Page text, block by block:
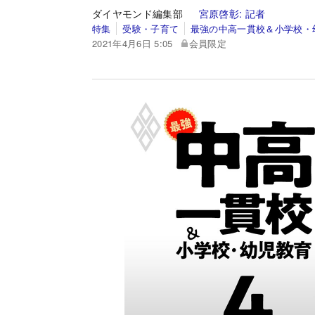
ダイヤモンド編集部 宮原啓彰: 記者
特集 受験・子育て
最強の中高一貫校＆小学校
2021年4月6日 5:05
会員限定